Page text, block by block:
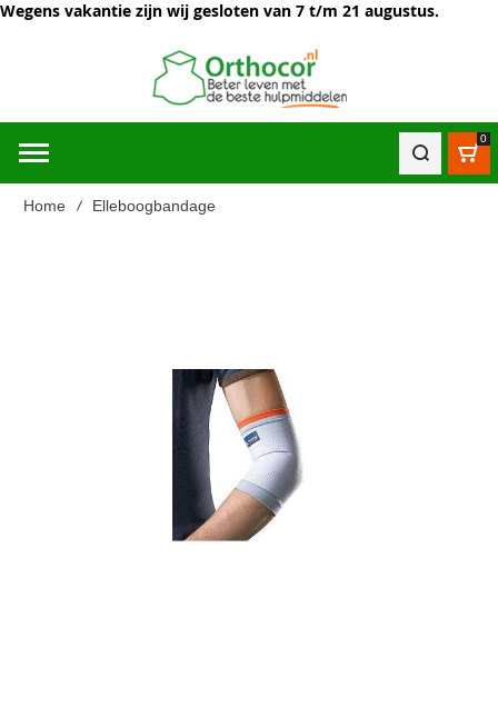
Wegens vakantie zijn wij gesloten van 7 t/m 21 augustus.
0
Home Elleboogbandage